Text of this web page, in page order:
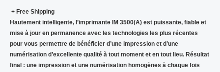
+ Free Shipping
Hautement intelligente, l’imprimante IM 3500(A) est puissante, fiable et
mise à jour en permanence avec les technologies les plus récentes
pour vous permettre de bénéficier d’une impression et d’une
numérisation d’excellente qualité à tout moment et en tout lieu. Résultat
final : une impression et une numérisation homogènes à chaque fois